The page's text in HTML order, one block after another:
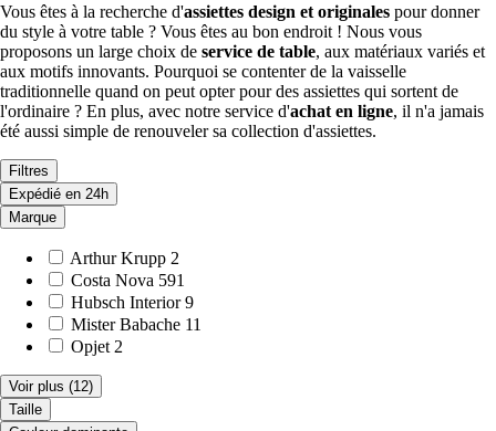
Vous êtes à la recherche d'assiettes design et originales pour donner
du style à votre table ? Vous êtes au bon endroit ! Nous vous
proposons un large choix de service de table, aux matériaux variés et
aux motifs innovants. Pourquoi se contenter de la vaisselle
traditionnelle quand on peut opter pour des assiettes qui sortent de
l'ordinaire ? En plus, avec notre service d'achat en ligne, il n'a jamais
été aussi simple de renouveler sa collection d'assiettes.
Filtres
Expédié en 24h
Marque
Arthur Krupp 2
Costa Nova 591
Hubsch Interior 9
Mister Babache 11
Opjet 2
Voir plus (12)
Taille